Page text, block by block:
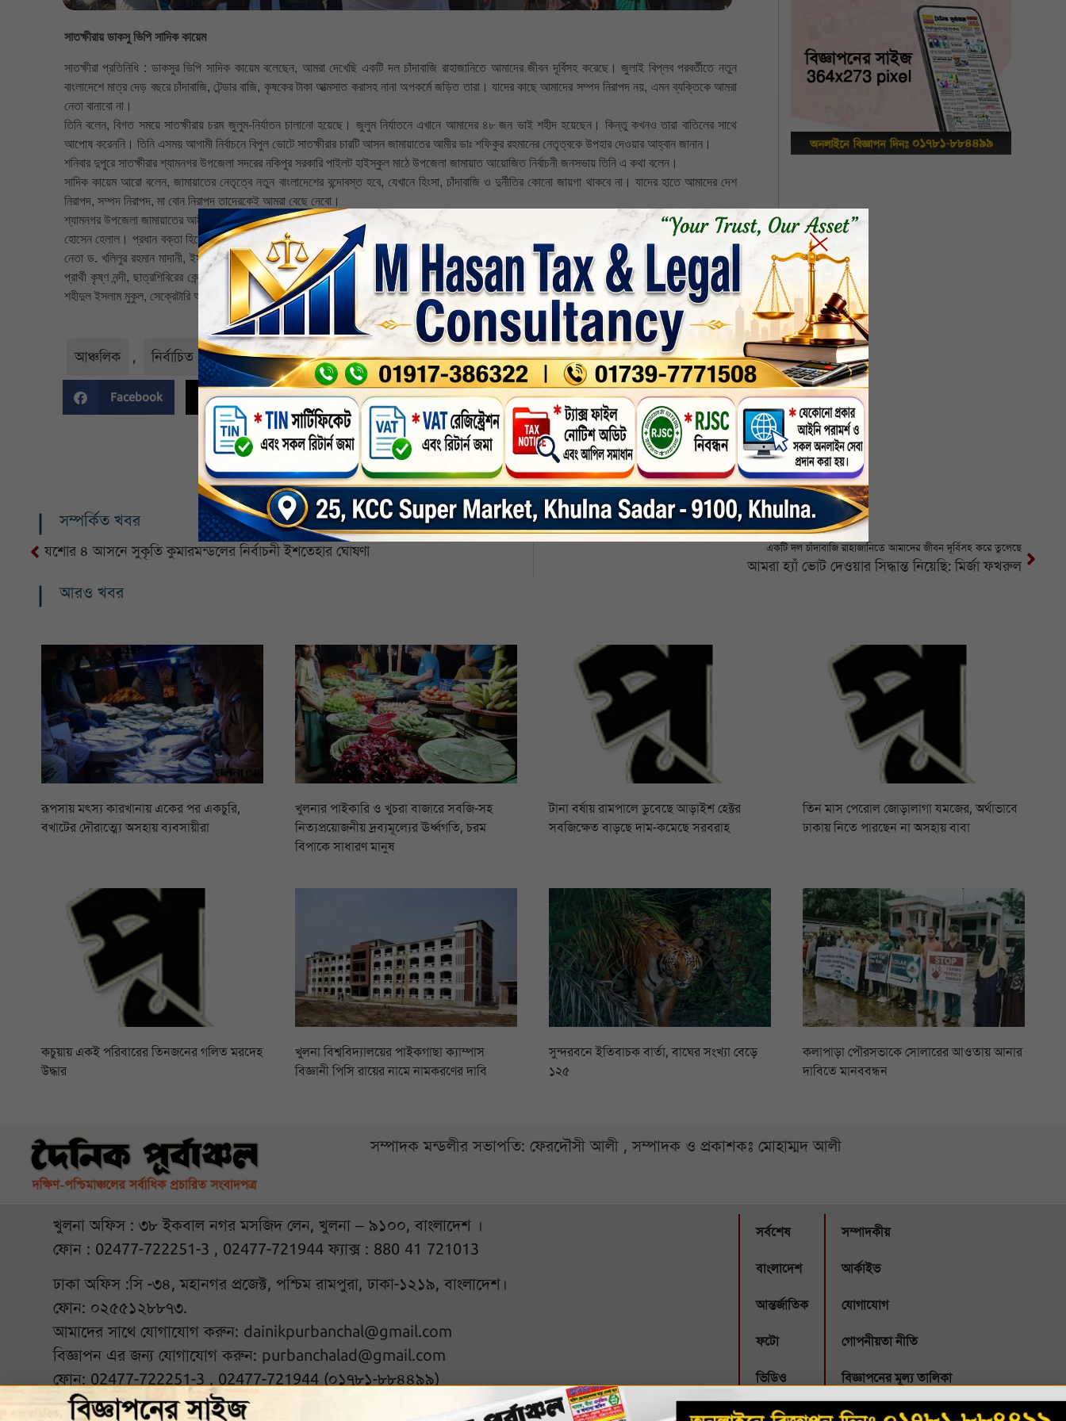
সাতক্ষীরায় ডাকসু ভিপি সাদিক কায়েম
সাতক্ষীরা প্রতিনিধি : ডাকসুর ভিপি সাদিক কায়েম বলেছেন, আমরা দেখেছি একটি দল চাঁদাবাজি রাহাজানিতে আমাদের জীবন দূর্বিসহ করেছে। জুলাই বিপ্লব পরবর্তীতে নতুন
বাংলাদেশে মাত্র দেড় বছরে চাঁদাবাজি, টেন্ডার বাজি, কৃষকের টাকা আত্মসাত করাসহ নানা অপকর্মে জড়িত তারা। যাদের কাছে আমাদের সম্পদ নিরাপদ নয়, এমন ব্যক্তিকে আমরা
নেতা বানাবো না।
তিনি বলেন, বিগত সময়ে সাতক্ষীরায় চরম জুলুম-নির্যাতন চালানো হয়েছে। জুলুম নির্যাতনে এখানে আমাদের ৪৮ জন ভাই শহীদ হয়েছেন। কিন্তু কখনও তারা বাতিলের সাথে
আপোষ করেননি। তিনি এসময় আগামী নির্বাচনে বিপুল ভোটে সাতক্ষীরার চারটি আসন জামায়াতের আমীর ডাঃ শফিকুর রহমানের নেতৃত্বকে উপহার দেওয়ার আহ্বান জানান।
শনিবার দুপুরে সাতক্ষীরার শ্যামনগর উপজেলা সদরের নকিপুর সরকারি পাইলট হাইস্কুল মাঠে উপজেলা জামায়াত আয়োজিত নির্বাচনী জনসভায় তিনি এ কথা বলেন।
সাদিক কায়েম আরো বলেন, জামায়াতের নেতৃত্বে নতুন বাংলাদেশের বন্দোবস্ত হবে, যেখানে হিংসা, চাঁদাবাজি ও দুর্নীতির কোনো জায়গা থাকবে না। যাদের হাতে আমাদের দেশ
নিরাপদ, সম্পদ নিরাপদ, মা বোন নিরাপদ তাদেরকেই আমরা বেছে নেবো।
শ্যামনগর উপজেলা জামায়াতের আমীর আব্দুর রহমানের সভাপতিত্বে অনুষ্ঠিত জনসভায় প্রধান অতিথির বক্তব্য দেন, জামায়াতের কেন্দ্রীয় সহকারী সেক্রেটারি অ্যাড. মোয়াজ্জেম
হোসেন হেলাল। প্রধান বক্তা হিসেবে বক্তব্য রাখেন, জামায়াত মনোনীত দাড়িপাল্লার প্রার্থী গাজী নজরুল ইসলাম। বিশেষ অতিথি হিসেবে বক্তব্য রাখেন, কেন্দ্রীয় জামায়াত
নেতা ড. খলিলুর রহমান মাদানী, ইসলামী ছাত্রশিবিরের কেন্দ্রীয় সেক্রেটারি সিবগাতুল্লাহ সিবগা, জকসু এজিএস মাসুদ রানা, খুলনা-১ আসনের জামায়াত মনোনীত সংসদ সদস্য
প্রার্থী কৃষ্ণ নন্দী, ছাত্রশিবিরের কেন্দ্রীয় ছাত্র অধিকার সম্পাদক মোঃ আমিরুল ইসলাম, সাবেক রাবি শিবির সভাপতি আব্দুর রহিম, সাতক্ষীরা জেলা জামায়াতের আমীর উপাধ্যক্ষ
শহীদুল ইসলাম মুকুল, সেক্রেটারি আজিজুর রহমানসহ অন্যান্য নেতারা।
আঞ্চলিক , নির্বাচিত , সাতক্ষীরা জেলা
Facebook Twitter Linkedin Whatsapp Print
সম্পর্কিত খবর
যশোর ৪ আসনে সুকৃতি কুমারমন্ডলের নির্বাচনী ইশতেহার ঘোষণা একটি দল চাঁদাবাজি রাহাজানিতে আমাদের জীবন দূর্বিসহ করে তুলেছে
আমরা হ্যাঁ ভোট দেওয়ার সিদ্ধান্ত নিয়েছি: মির্জা ফখরুল
আরও খবর
রূপসায় মৎস্য কারখানায় একের পর একচুরি,
বখাটের দৌরাত্ম্যে অসহায় ব্যবসায়ীরা
খুলনার পাইকারি ও খুচরা বাজারে সবজি-সহ
নিত্যপ্রয়োজনীয় দ্রব্যমূল্যের ঊর্ধ্বগতি, চরম
বিপাকে সাধারণ মানুষ
টানা বর্ষায় রামপালে ডুবেছে আড়াইশ হেক্টর
সবজিক্ষেত বাড়ছে দাম-কমেছে সরবরাহ
তিন মাস পেরোল জোড়ালাগা যমজের, অর্থাভাবে
ঢাকায় নিতে পারছেন না অসহায় বাবা
কচুয়ায় একই পরিবারের তিনজনের গলিত মরদেহ
উদ্ধার
খুলনা বিশ্ববিদ্যালয়ের পাইকগাছা ক্যাম্পাস
বিজ্ঞানী পিসি রায়ের নামে নামকরণের দাবি
সুন্দরবনে ইতিবাচক বার্তা, বাঘের সংখ্যা বেড়ে
১২৫
কলাপাড়া পৌরসভাকে সোলারের আওতায় আনার
দাবিতে মানববন্ধন
সম্পাদক মন্ডলীর সভাপতি: ফেরদৌসী আলী , সম্পাদক ও প্রকাশকঃ মোহাম্মদ আলী
খুলনা অফিস : ৩৮ ইকবাল নগর মসজিদ লেন, খুলনা – ৯১০০, বাংলাদেশ ।
ফোন : 02477-722251-3 , 02477-721944 ফ্যাক্স : 880 41 721013
ঢাকা অফিস :সি -৩৪, মহানগর প্রজেক্ট, পশ্চিম রামপুরা, ঢাকা-১২১৯, বাংলাদেশ।
ফোন: ০২৫৫১২৮৮৭৩.
আমাদের সাথে যোগাযোগ করুন: dainikpurbanchal@gmail.com
বিজ্ঞাপন এর জন্য যোগাযোগ করুন: purbanchalad@gmail.com
ফোন: 02477-722251-3 , 02477-721944 (০১৭৮১-৮৮৪৪৯৯)
আমাদের সঙ্গে থাকুন :
সর্বশেষ
বাংলাদেশ
আন্তর্জাতিক
ফটো
ভিডিও
সম্পাদকীয়
আর্কাইভ
যোগাযোগ
গোপনীয়তা নীতি
বিজ্ঞাপনের মূল্য তালিকা